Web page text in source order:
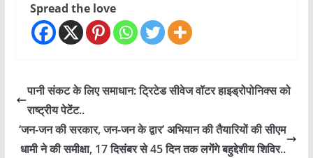
Spread the love
पानी संकट के लिए समाधान: ट्रिटेड सीवेज वॉटर हाइड्रोपोनिक्स को
राष्ट्रीय पेटेंट..
‘जन-जन की सरकार, जन-जन के द्वार’ अभियान की तैयारियों की सीएम
धामी ने की समीक्षा, 17 दिसंबर से 45 दिन तक लगेंगे बहुद्देशीय शिविर..